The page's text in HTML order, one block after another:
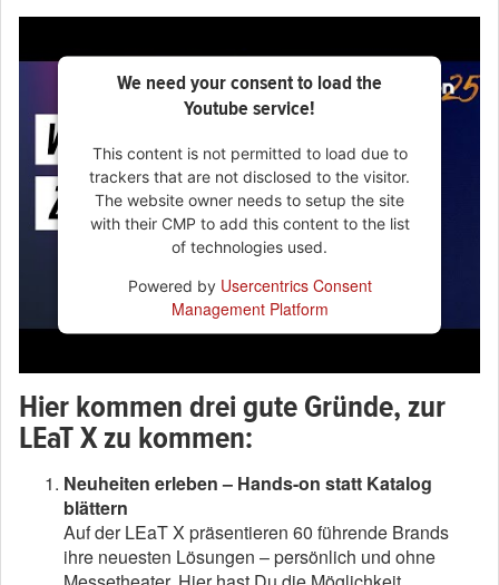
We need your consent to load the
Youtube service!
This content is not permitted to load due to
trackers that are not disclosed to the visitor.
The website owner needs to setup the site
with their CMP to add this content to the list
of technologies used.
Powered by Usercentrics Consent
Management Platform
Hier kommen drei gute Gründe, zur
LEaT X zu kommen:
Neuheiten erleben – Hands-on statt Katalog
blättern
Auf der LEaT X präsentieren 60 führende Brands
ihre neuesten Lösungen – persönlich und ohne